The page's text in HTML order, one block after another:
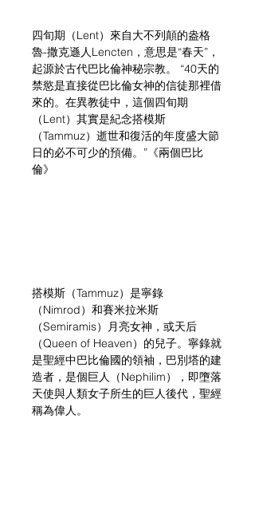
四旬期（Lent）來自大不列顛的盎格
魯-撒克遜人Lencten，意思是“春天”，
起源於古代巴比倫神秘宗教。 “40天的
禁慾是直接從巴比倫女神的信徒那裡借
來的。在異教徒中，這個四旬期
（Lent）其實是紀念搭模斯
（Tammuz）逝世和復活的年度盛大節
日的必不可少的預備。”《兩個巴比
倫》
搭模斯（Tammuz）是寧錄
（Nimrod）和賽米拉米斯
（Semiramis）月亮女神，或天后
（Queen of Heaven）的兒子。寧錄就
是聖經中巴比倫國的領袖，巴別塔的建
造者，是個巨人（Nephilim），即墮落
天使與人類女子所生的巨人後代，聖經
稱為偉人。